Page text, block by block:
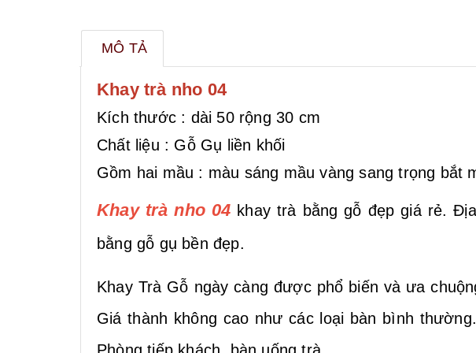
MÔ TẢ
Khay trà nho 04
Kích thước : dài 50 rộng 30 cm
Chất liệu : Gỗ Gụ liền khối
Gồm hai mầu : màu sáng mầu vàng sang trọng bắt
Khay trà nho 04 khay trà bằng gỗ đẹp giá rẻ.
bằng gỗ gụ bền đẹp.
Khay Trà Gỗ ngày càng được phổ biến và ưa
Giá thành không cao như các loại bàn bình